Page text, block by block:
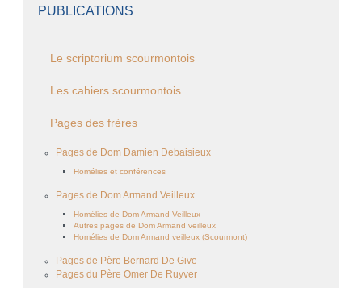
PUBLICATIONS
Le scriptorium scourmontois
Les cahiers scourmontois
Pages des frères
Pages de Dom Damien Debaisieux
Homélies et conférences
Pages de Dom Armand Veilleux
Homélies de Dom Armand Veilleux
Autres pages de Dom Armand veilleux
Homélies de Dom Armand veilleux (Scourmont)
Pages de Père Bernard De Give
Pages du Père Omer De Ruyver